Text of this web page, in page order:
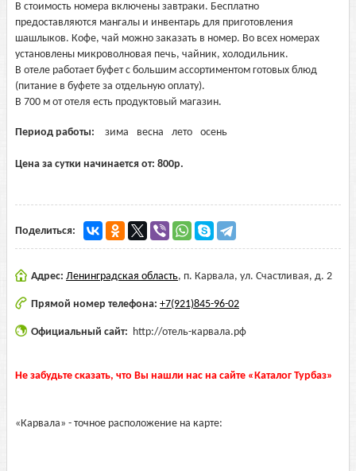
В стоимость номера включены завтраки. Бесплатно
предоставляются мангалы и инвентарь для приготовления
шашлыков. Кофе, чай можно заказать в номер. Во всех номерах
установлены микроволновая печь, чайник, холодильник.
В отеле работает буфет с большим ассортиментом готовых блюд
(питание в буфете за отдельную оплату).
В 700 м от отеля есть продуктовый магазин.
Период работы: зима весна лето осень
Цена за сутки начинается от: 800р.
Поделиться:
Адрес: Ленинградская область, п. Карвала, ул. Счастливая, д. 2
Прямой номер телефона: +7(921)845-96-02
Официальный сайт: http://отель-карвала.рф
Не забудьте сказать, что Вы нашли нас на сайте «Каталог Турбаз»
«Карвала» - точное расположение на карте: